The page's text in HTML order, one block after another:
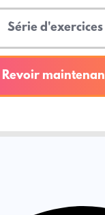
Série d'exercices
Revoir